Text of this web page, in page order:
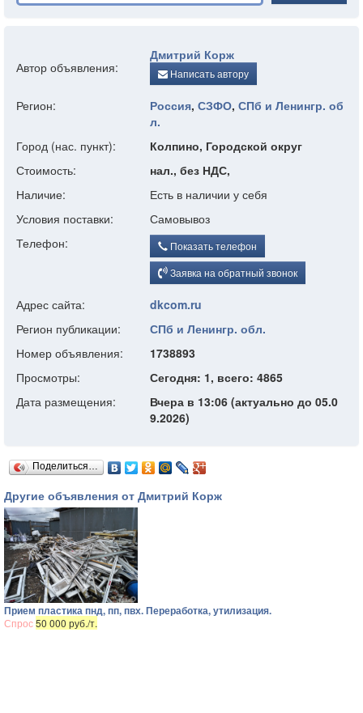
Автор объявления:
Дмитрий Корж
Написать автору
Регион: Россия, СЗФО, СПб и Ленингр. об
л.
Город (нас. пункт):
Колпино, Городской округ
Стоимость:
нал., без НДС,
Наличие:
Есть в наличии у себя
Условия поставки:
Самовывоз
Телефон:
Показать телефон
Заявка на обратный звонок
Адрес сайта:
dkcom.ru
Регион публикации:
СПб и Ленингр. обл.
Номер объявления:
1738893
Просмотры:
Сегодня: 1, всего: 4865
Дата размещения:
Вчера в 13:06 (актуально до 05.0
9.2026)
Поделиться…
Другие объявления от Дмитрий Корж
Прием пластика пнд, пп, пвх. Переработка, утилизация.
Спрос50 000 руб./т.